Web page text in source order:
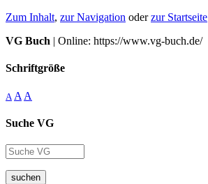
Zum Inhalt, zur Navigation oderzur Startseite
VG Buch | Online: https://www.vg-buch.de/
Schriftgröße
A A A
Suche VG
suchen